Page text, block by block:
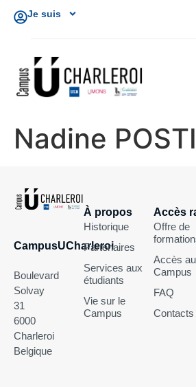
Je suis
Nadine
CampusUCharleroi
Boulevard
Solvay
31
6000
Charleroi
Belgique
À propos
Historique
Partenaires
Services aux
étudiants
Vie sur le
Campus
Accès
Offre de
Accès au
Campus
FAQ
Contacts